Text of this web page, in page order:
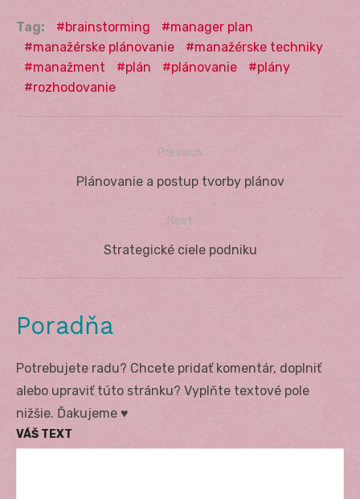
Tag: brainstorming
manager plan
manažérske plánovanie
manažérske techniky
manažment
plán plánovanie
plány
rozhodovanie
Navigácia
Previous
Previous
Plánovanie a postup tvorby plánov
Next
Next
Strategické ciele podniku
Poradňa
Potrebujete radu? Chcete pridať komentár, doplniť
alebo upraviť túto stránku? Vyplňte textové pole
nižšie. Ďakujeme ♥
VÁŠ TEXT